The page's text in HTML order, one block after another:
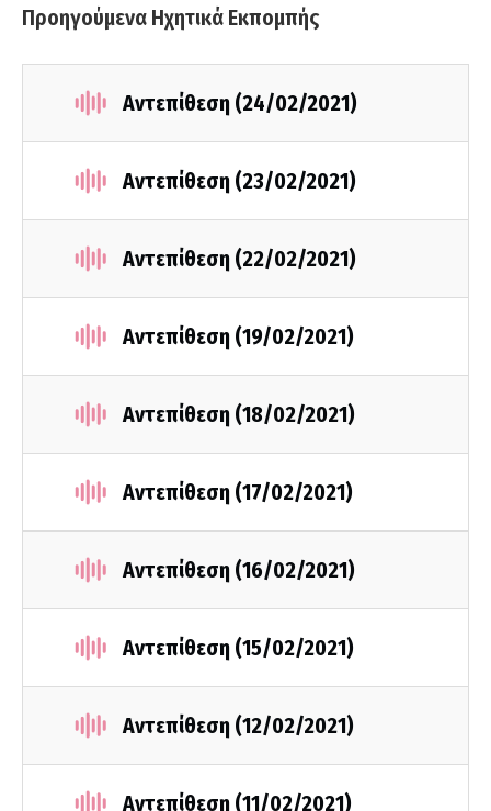
Προηγούμενα Ηχητικά Εκπομπής
Αντεπίθεση (24/02/2021)
Αντεπίθεση (23/02/2021)
Αντεπίθεση (22/02/2021)
Αντεπίθεση (19/02/2021)
Αντεπίθεση (18/02/2021)
Αντεπίθεση (17/02/2021)
Αντεπίθεση (16/02/2021)
Αντεπίθεση (15/02/2021)
Αντεπίθεση (12/02/2021)
Αντεπίθεση (11/02/2021)